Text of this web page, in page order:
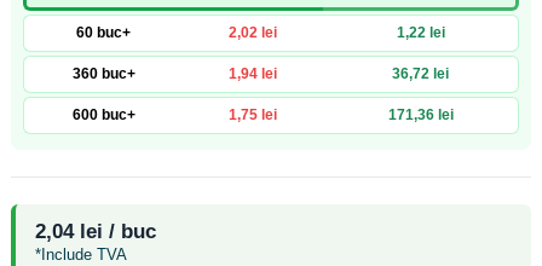
60 buc+ 2,02 lei 1,22 lei
360 buc+ 1,94 lei 36,72 lei
600 buc+ 1,75 lei 171,36 lei
2,04 lei / buc
*Include TVA